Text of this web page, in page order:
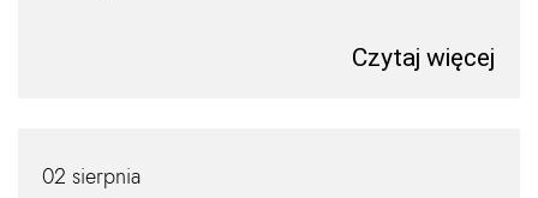
Czytaj więcej
02 sierpnia